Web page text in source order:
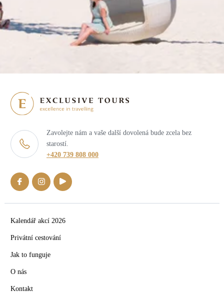
Zavolejte nám a vaše další dovolená bude zcela bez
starostí.
+420 739 808 000
Kalendář akcí 2026
Privátní cestování
Jak to funguje
O nás
Kontakt